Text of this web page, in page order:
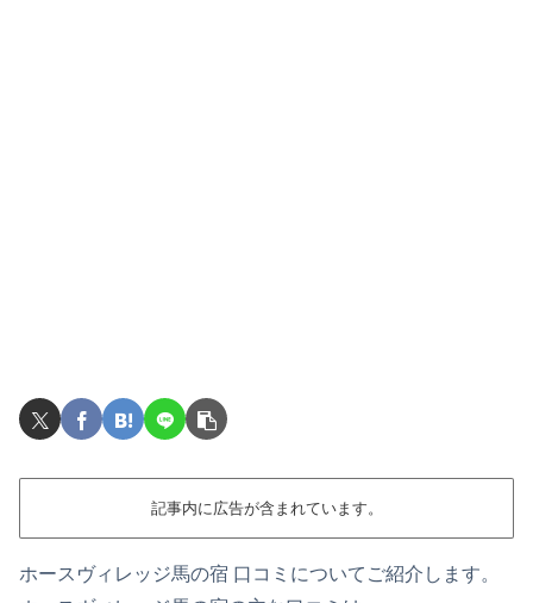
記事内に広告が含まれています。
ホースヴィレッジ馬の宿 口コミについてご紹介します。